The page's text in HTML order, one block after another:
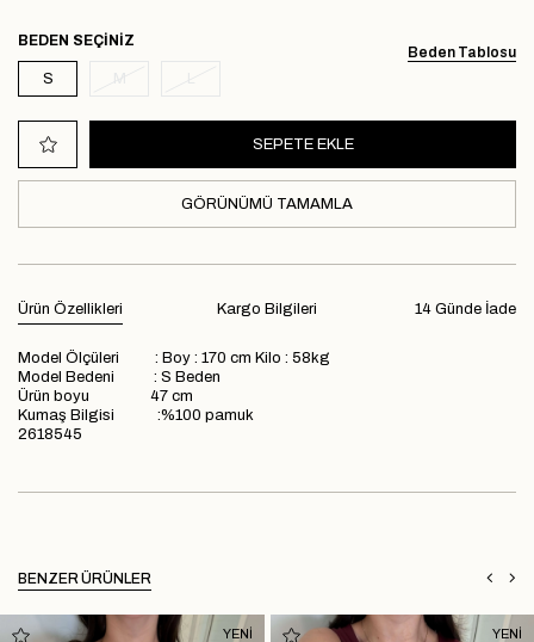
Beden Tablosu
BEDEN
S
GÖRÜNÜMÜ TAMAMLA
Ürün Özellikleri 14 Günde İade
Kargo Bilgileri
Model Ölçüleri : Boy : 170 cm Kilo : 58kg
Model Bedeni : S Beden
Ürün boyu 47 cm
Kumaş Bilgisi :%100 pamuk
2618545
BENZER ÜRÜNLER
YENİ YENİ